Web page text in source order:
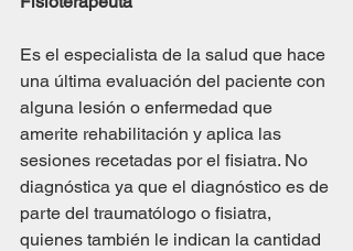
Es el especialista de la salud que hace
una última evaluación del paciente con
alguna lesión o enfermedad que
amerite rehabilitación y aplica las
sesiones recetadas por el fisiatra. No
diagnóstica ya que el diagnóstico es de
parte del traumatólogo o fisiatra,
quienes también le indican la cantidad